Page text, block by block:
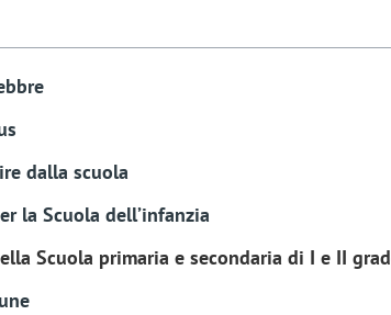
dalla scuola
la Scuola dell’infanzia
Scuola primaria e secondaria di I e II